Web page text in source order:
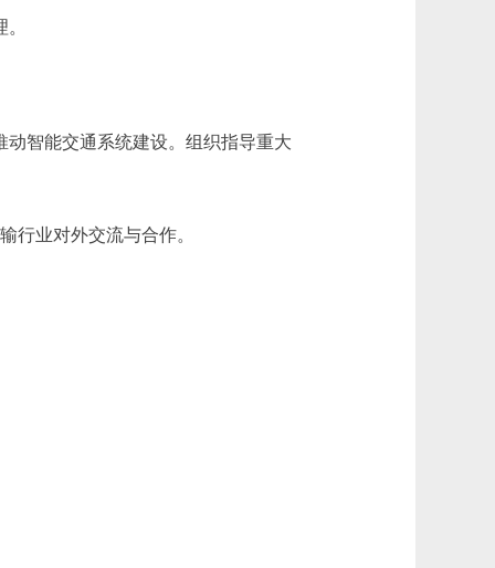
智能交通系统建设。组织指导重大
业对外交流与合作。